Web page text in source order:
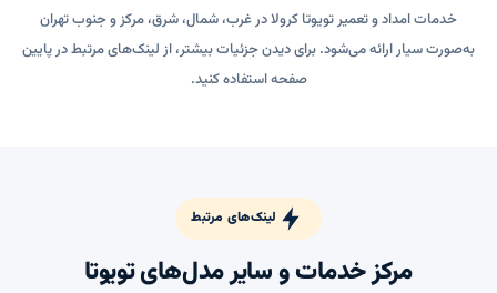
خدمات امداد و تعمیر تویوتا کرولا در غرب، شمال، شرق، مرکز و جنوب تهران
به‌صورت سیار ارائه می‌شود. برای دیدن جزئیات بیشتر، از لینک‌های مرتبط در پایین
صفحه استفاده کنید.
لینک‌های مرتبط
مرکز خدمات و سایر مدل‌های تویوتا